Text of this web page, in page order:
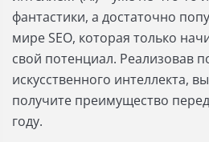
фантастики, а достаточно
мире SEO, которая только
свой потенциал. Реализовав
искусственного интеллекта,
получите преимущество
году.